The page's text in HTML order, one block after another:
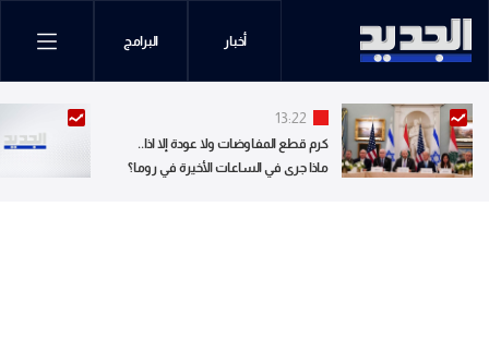
أخبار البرامج
13:22
كرم قطع المفاوضات ولا عودة إلا اذا..
ماذا جرى في الساعات الأخيرة في روما؟